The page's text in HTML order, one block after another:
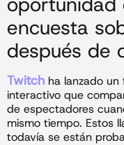
encuesta
después de
Twitch ha lanzado
interactivo que
de espectadores
mismo tiempo. Estos
todavía se están